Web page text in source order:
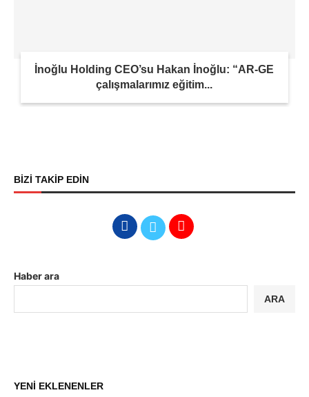
İnoğlu Holding CEO’su Hakan İnoğlu: “AR-GE
çalışmalarımız eğitim...
BİZİ TAKİP EDİN
Haber ara
ARA
YENİ EKLENENLER